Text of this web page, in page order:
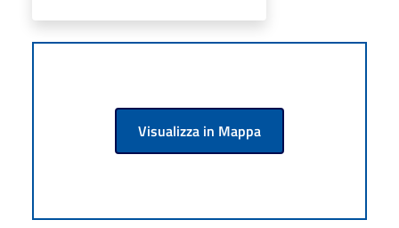
Visualizza in Mappa